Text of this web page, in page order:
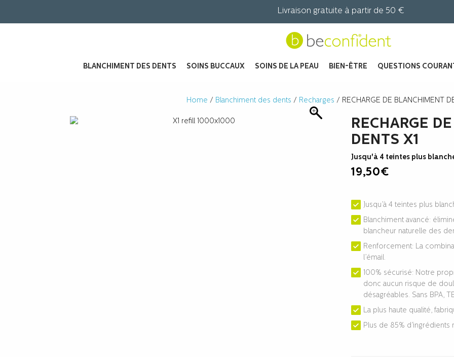
Livraison gratuite à partir de 50 €
BLANCHIMENT DES DENTS SOINS BUCCAUX SOINS DE LA PEAU BIEN-ÊTRE QUESTIONS
Home / Blanchiment des dents / Recharges / RECHARGE DE BLANCHIMENT
RECHARGE
DENTS X1
Jusqu'à 4 teintes plus
19,50€
Jusqu’à 4 teintes plus
Blanchiment avancé:
blancheur naturelle des
Renforcement: La
l’émail.
100% sécurisé: Notre
donc aucun risque de
désagréables. Sans BPA,
La plus haute qualité,
Plus de 85% d’ingrédients